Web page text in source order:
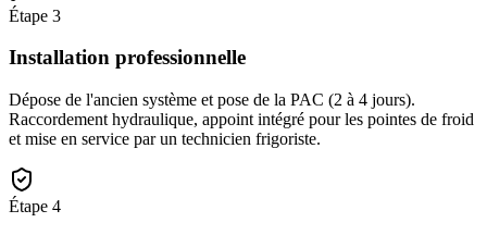
Étape 3
Installation professionnelle
Dépose de l'ancien système et pose de la PAC (2 à 4 jours).
Raccordement hydraulique, appoint intégré pour les pointes de froid
et mise en service par un technicien frigoriste.
Étape 4